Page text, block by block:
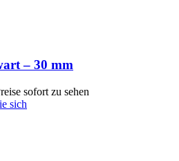
– 30 mm
sofort zu sehen
sich